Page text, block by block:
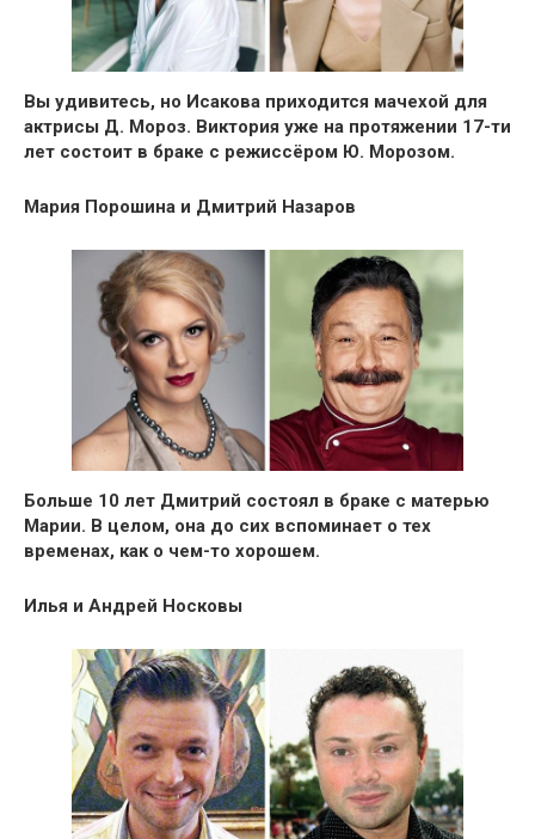
Вы удивитесь, но Исакова приходится мачехой для
актрисы Д. Мороз. Виктория уже на протяжении 17-ти
лет состоит в браке с режиссёром Ю. Морозом.
Мария Порошина и Дмитрий Назаров
Больше 10 лет Дмитрий состоял в браке с матерью
Марии. В целом, она до сих вспоминает о тех
временах, как о чем-то хорошем.
Илья и Андрей Носковы